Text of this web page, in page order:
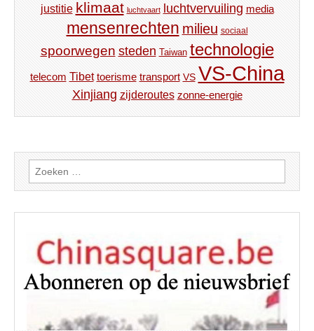
justitie klimaat luchtvaart luchtvervuiling media
mensenrechten milieu sociaal
spoorwegen steden Taiwan technologie
telecom Tibet toerisme transport VS VS-China
Xinjiang zijderoutes zonne-energie
Zoeken
naar: